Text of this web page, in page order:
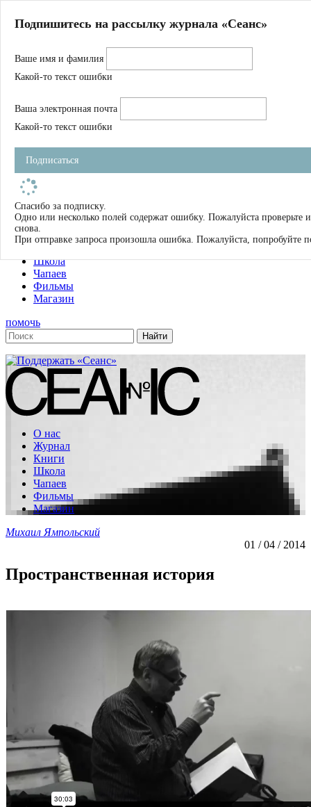
Магазин
Журнал
Школа
Устав
Фильмы
Имена
Тэги
О нас
Журнал
Книги
Школа
Чапаев
Фильмы
Магазин
помочь
О нас
Журнал
Книги
Школа
Чапаев
Фильмы
Магазин
Михаил Ямпольский
01 / 04 / 2014
Пространственная история
Подпишитесь на рассылку журнала «Сеанс»
Ваше имя и фамилия
Какой-то текст ошибки
Ваша электронная почта
Какой-то текст ошибки
Подписаться
Спасибо за подписку.
Одно или несколько полей содержат ошибку. Пожалуйста проверьте
снова.
При отправке запроса произошла ошибка. Пожалуйста, попробуйте